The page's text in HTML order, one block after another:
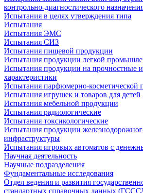
контрольно-диагностического
Испытания в целях утверждения типа
Испытания
Испытания ЭМС
Испытания СИЗ
Испытания пищевой продукции
Испытания продукции легкой
Испытания продукции на прочностные
характеристики
Испытания парфюмерно-косметической
Испытания игрушек и товаров для детей
Испытания мебельной продукции
Испытания радиологические
Испытания токсикологические
Испытания продукции
инфраструктуры
Испытания игровых автоматов с
Научная деятельность
Научные подразделения
Фундаментальные исследования
Отдел ведения и развития
стандартных справочных данных